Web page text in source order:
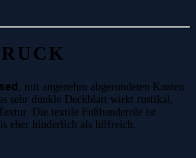
, mit angenehm abgerundeten Kanten
sehr dunkle Deckblatt wirkt rustikal,
Die textile Fußbanderole ist
eher hinderlich als hilfreich.